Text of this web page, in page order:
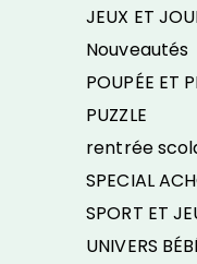
JEUX ET
Nouveautés
POUPÉE ET
PUZZLE
rentrée
SPECIAL
SPORT ET
UNIVERS